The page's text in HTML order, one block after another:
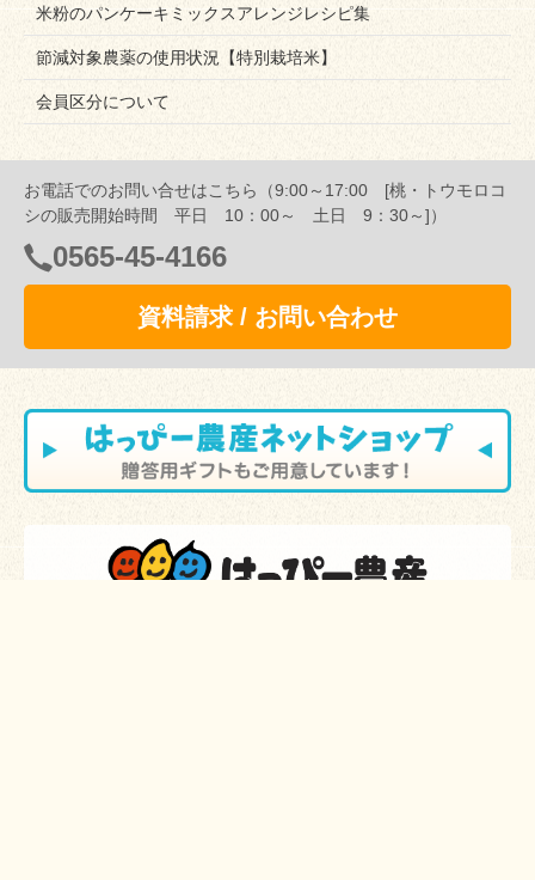
米粉のパンケーキミックスアレンジレシピ集
節減対象農薬の使用状況【特別栽培米】
会員区分について
お電話でのお問い合せはこちら（9:00～17:00 [桃・トウモロコ
シの販売開始時間 平日 10：00～ 土日 9：30～]）
0565-45-4166
資料請求 / お問い合わせ